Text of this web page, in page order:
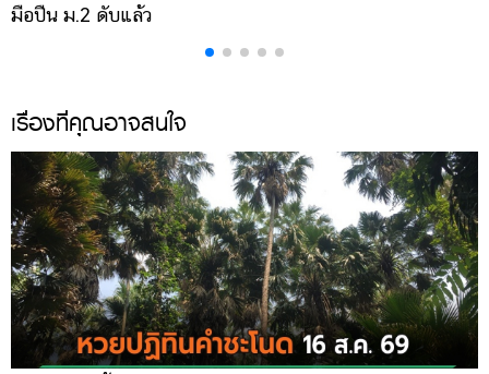
มือปืน ม.2 ดับแล้ว
เรื่องที่คุณอาจสนใจ